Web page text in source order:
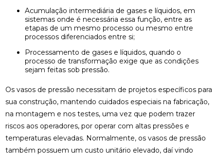
Acumulação intermediária de gases e líquidos, em
sistemas onde é necessária essa função, entre as
etapas de um mesmo processo ou mesmo entre
processos diferenciados entre si;
Processamento de gases e líquidos, quando o
processo de transformação exige que as condições
sejam feitas sob pressão.
Os vasos de pressão necessitam de projetos específicos para
sua construção, mantendo cuidados especiais na fabricação,
na montagem e nos testes, uma vez que podem trazer
riscos aos operadores, por operar com altas pressões e
temperaturas elevadas. Normalmente, os vasos de pressão
também possuem um custo unitário elevado, daí vindo